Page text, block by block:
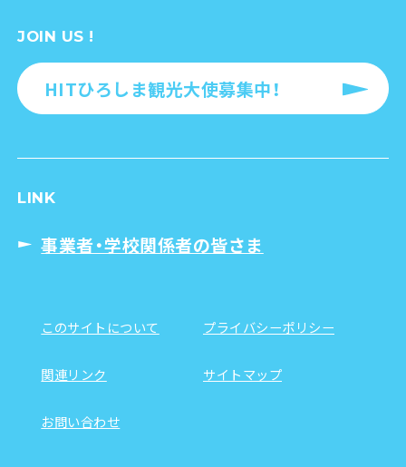
JOIN US !
HITひろしま観光大使募集中！
LINK
事業者・学校関係者の皆さま
このサイトについて プライバシーポリシー
関連リンク サイトマップ
お問い合わせ